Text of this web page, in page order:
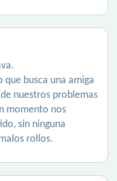
que busca una amiga
nuestros problemas
momento nos
sin ninguna
rollos.